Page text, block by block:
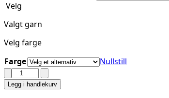
Velg
Valgt garn
Velg farge
Farge
Nullstill
VIKING
- Legg i handlekurv